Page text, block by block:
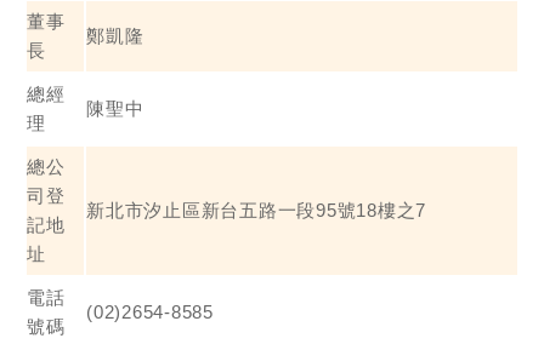
董事
長
鄭凱隆
總經
理
陳聖中
總公
司登
記地
址
新北市汐止區新台五路一段95號18樓之7
電話
號碼
(02)2654-8585